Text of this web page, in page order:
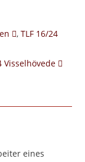
,TLF 16/24
Visselhövede
eines